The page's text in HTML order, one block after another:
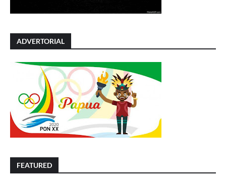
ADVERTORIAL
FEATURED